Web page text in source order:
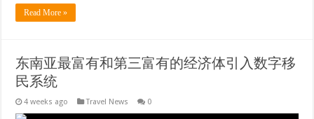
Read More »
东南亚最富有和第三富有的经济体引入数字移
民系统
4 weeks ago Travel News 0